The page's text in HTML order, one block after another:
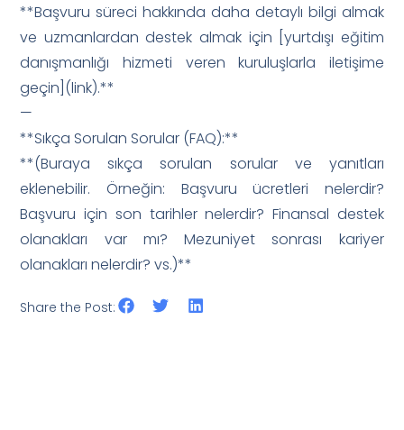
**Başvuru süreci hakkında daha detaylı bilgi almak
ve uzmanlardan destek almak için [yurtdışı eğitim
danışmanlığı hizmeti veren kuruluşlarla iletişime
geçin](link).**
—
**Sıkça Sorulan Sorular (FAQ):**
**(Buraya sıkça sorulan sorular ve yanıtları
eklenebilir. Örneğin: Başvuru ücretleri nelerdir?
Başvuru için son tarihler nelerdir? Finansal destek
olanakları var mı? Mezuniyet sonrası kariyer
olanakları nelerdir? vs.)**
Share the Post: